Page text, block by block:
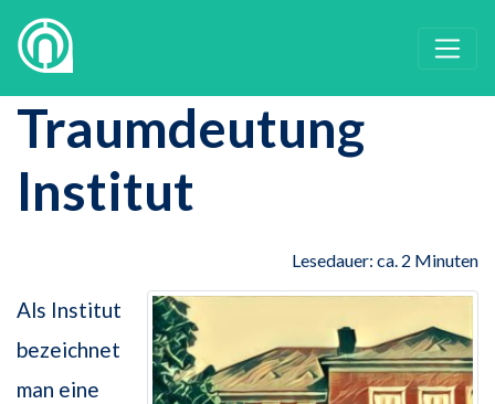
Traumdeutung
Institut
Lesedauer: ca. 2 Minuten
Als Institut
bezeichnet
man eine